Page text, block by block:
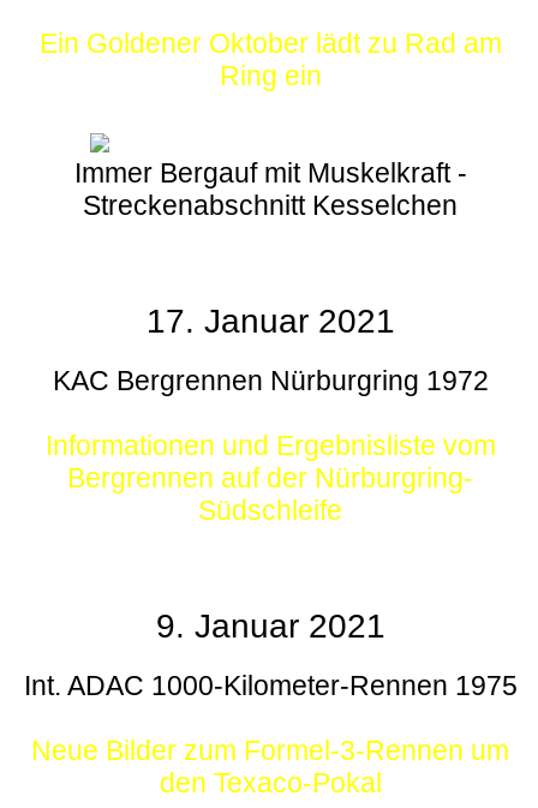
Ein Goldener Oktober lädt zu Rad am
Ring ein
Immer Bergauf mit Muskelkraft -
Streckenabschnitt Kesselchen
17. Januar 2021
KAC Bergrennen Nürburgring 1972
Informationen und Ergebnisliste vom
Bergrennen auf der Nürburgring-
Südschleife
9. Januar 2021
Int. ADAC 1000-Kilometer-Rennen 1975
Neue Bilder zum Formel-3-Rennen um
den Texaco-Pokal